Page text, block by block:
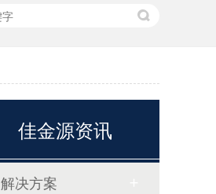
佳金源资讯
解决方案